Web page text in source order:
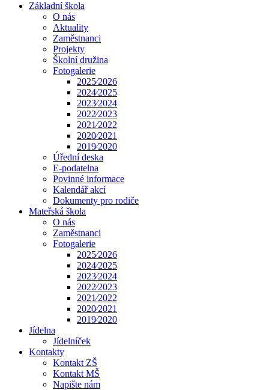
Základní škola
O nás
Aktuality
Zaměstnanci
Projekty
Školní družina
Fotogalerie
2025⁄2026
2024⁄2025
2023⁄2024
2022⁄2023
2021⁄2022
2020⁄2021
2019⁄2020
Úřední deska
E-podatelna
Povinné informace
Kalendář akcí
Dokumenty pro rodiče
Mateřská škola
O nás
Zaměstnanci
Fotogalerie
2025⁄2026
2024⁄2025
2023⁄2024
2022⁄2023
2021⁄2022
2020⁄2021
2019⁄2020
Jídelna
Jídelníček
Kontakty
Kontakt ZŠ
Kontakt MŠ
Napište nám